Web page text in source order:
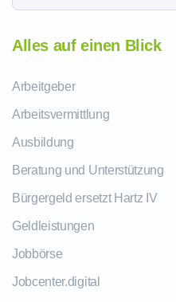
Alles auf einen Blick
Arbeitgeber
Arbeitsvermittlung
Ausbildung
Beratung und Unterstützung
Bürgergeld ersetzt Hartz IV
Geldleistungen
Jobbörse
Jobcenter.digital